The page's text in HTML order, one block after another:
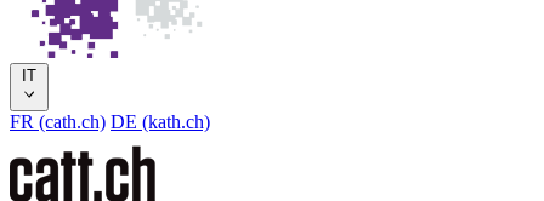
IT
FR (cath.ch) DE (kath.ch)